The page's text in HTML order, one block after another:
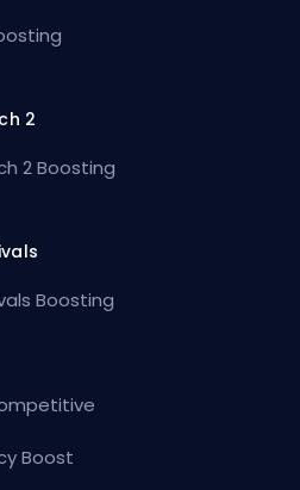
2
2 Boosting
Boosting
Boost